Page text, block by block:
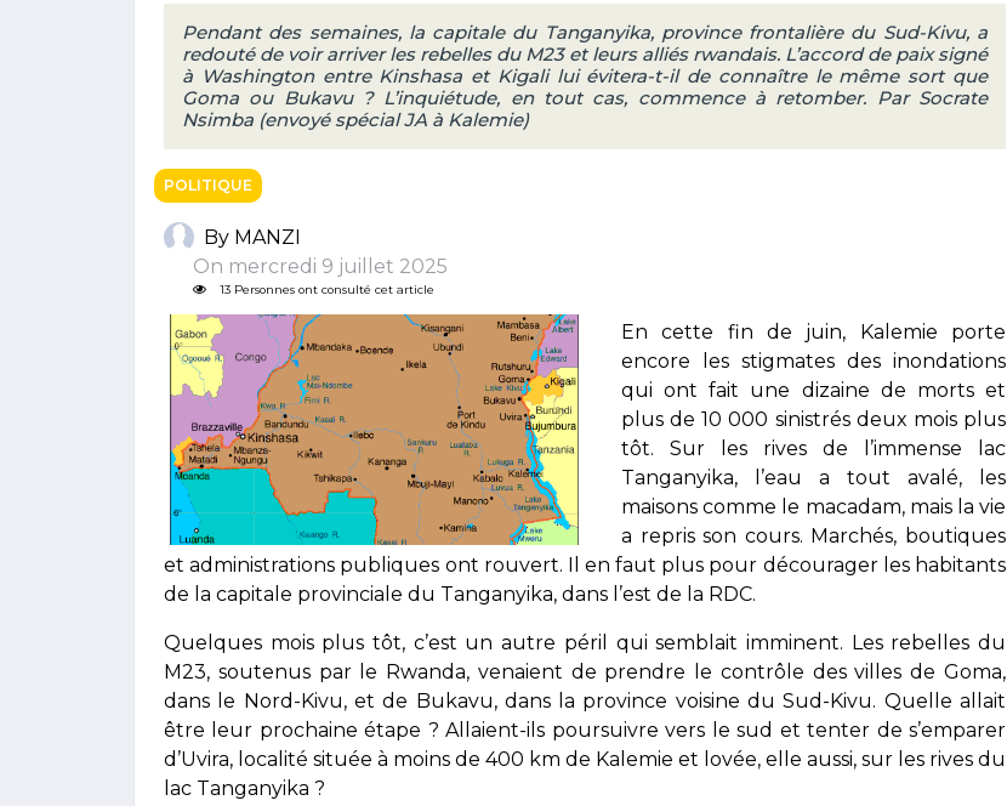
Pendant des semaines, la capitale du Tanganyika, province frontalière du Sud-Kivu, a
redouté de voir arriver les rebelles du M23 et leurs alliés rwandais. L’accord de paix signé
à Washington entre Kinshasa et Kigali lui évitera-t-il de connaître le même sort que
Goma ou Bukavu ? L’inquiétude, en tout cas, commence à retomber. Par Socrate
Nsimba (envoyé spécial JA à Kalemie)
POLITIQUE
By MANZI
On mercredi 9 juillet 2025
13 Personnes ont consulté cet article
En cette fin de juin, Kalemie porte
encore les stigmates des inondations
qui ont fait une dizaine de morts et
plus de 10 000 sinistrés deux mois plus
tôt. Sur les rives de l’immense lac
Tanganyika, l’eau a tout avalé, les
maisons comme le macadam, mais la vie
a repris son cours. Marchés, boutiques
et administrations publiques ont rouvert. Il en faut plus pour décourager les habitants
de la capitale provinciale du Tanganyika, dans l’est de la RDC.
Quelques mois plus tôt, c’est un autre péril qui semblait imminent. Les rebelles du
M23, soutenus par le Rwanda, venaient de prendre le contrôle des villes de Goma,
dans le Nord-Kivu, et de Bukavu, dans la province voisine du Sud-Kivu. Quelle allait
être leur prochaine étape ? Allaient-ils poursuivre vers le sud et tenter de s’emparer
d’Uvira, localité située à moins de 400 km de Kalemie et lovée, elle aussi, sur les rives du
lac Tanganyika ?